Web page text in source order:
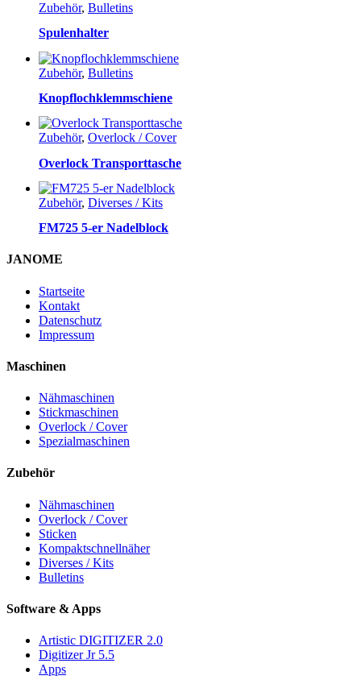
Zubehör, Bulletins
Spulenhalter
Zubehör, Bulletins
Knopflochklemmschiene
Zubehör, Overlock / Cover
Overlock Transporttasche
Zubehör, Diverses / Kits
FM725 5-er Nadelblock
JANOME
Startseite
Kontakt
Datenschutz
Impressum
Maschinen
Nähmaschinen
Stickmaschinen
Overlock / Cover
Spezialmaschinen
Zubehör
Nähmaschinen
Overlock / Cover
Sticken
Kompaktschnellnäher
Diverses / Kits
Bulletins
Software & Apps
Artistic DIGITIZER 2.0
Digitizer Jr 5.5
Apps